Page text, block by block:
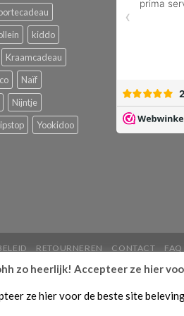
kiddo
Kraamcadeau
Naïf
Nijntje
Yookidoo
RETOURNEREN CONTACT FAQ
zo heerlijk! Accepteer ze hier
ze hier voor de beste site
bijWebwinkelKeur